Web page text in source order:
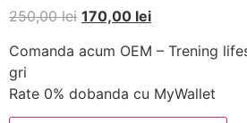
250,00lei 170,00 lei
Comanda acum OEM – Trening
gri
Rate 0% dobanda cu MyWallet